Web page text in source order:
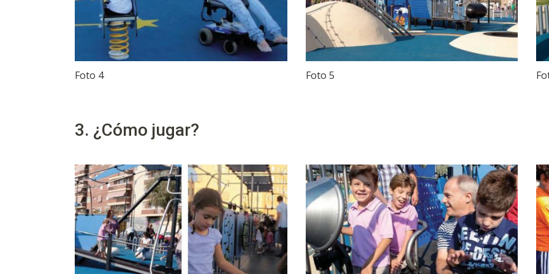
Foto 4 Foto 5
3. ¿Cómo jugar?